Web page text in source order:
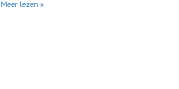
VvE-
Meer lezen »